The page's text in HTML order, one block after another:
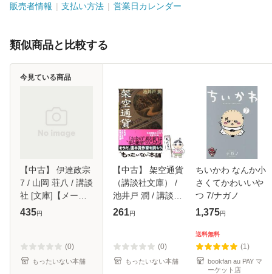
販売者情報 支払い方法 営業日カレンダー
類似商品と比較する
【中古】 伊達政宗
7 / 山岡 荘八 / 講談
社 [文庫]【メール
便送料無料】
435円
(0)
もったいない本舗
今見ている商品
【中古】 架空通貨
（講談社文庫） /
池井戸 潤 / 講談社
[文庫]【メール便送
261円
(0)
もったいない本舗
ちいかわ なんか小
さくてかわいいや
つ 7/ナガノ
1,375円
送料無料
(1)
bookfan au PAY マ
ーケット店